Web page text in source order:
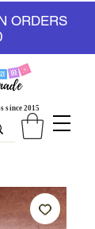
since 2015
ORDERS